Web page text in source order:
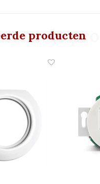
producten